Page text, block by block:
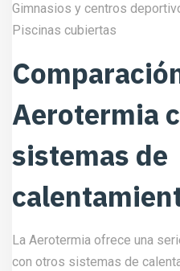
Gimnasios y centros
Piscinas cubiertas
Aerotermia
sistemas de
La Aerotermia ofrece una
con otros sistemas de